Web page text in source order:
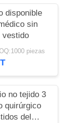
disponible
sin
vestido
piezas
no tejido 3
quirúrgico
del